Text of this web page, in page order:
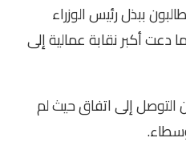
ببذل رئيس الوزراء
دعت أكبر نقابة عمالية إلى
التوصل إلى اتفاق حيث لم